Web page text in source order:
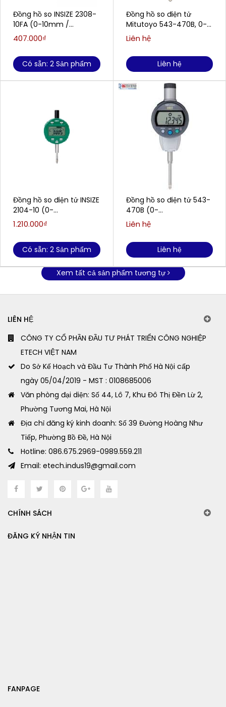
Đồng hồ so INSIZE 2308-
10FA (0-10mm /
0.01mm)
407.000₫
Có sẵn: 2 Sản phẩm
Đồng hồ so điện tử INSIZE
2104-10 (0-
12.7mm/0.5''/0.01mm)
1.210.000₫
Có sẵn: 2 Sản phẩm
Đồng hồ so điện tử
Mitutoyo 543-470B, 0-
25.4mm/0.001
Liên hệ
Liên hệ
Đồng hồ so điện tử 543-
470B (0-
25.4mm/0.001mm)
Liên hệ
Liên hệ
Xem tất cả sản phẩm tương tự
LIÊN HỆ
CÔNG TY CỔ PHẦN ĐẦU TƯ PHÁT TRIỂN CÔNG NGHIỆP
ETECH VIỆT NAM
Do Sở Kế Hoạch và Đầu Tư Thành Phố Hà Nội cấp
ngày 05/04/2019 - MST : 0108685006
Văn phòng đại diện: Số 44, Lô 7, Khu Đô Thị Đền Lừ 2,
Phường Tương Mai, Hà Nội
Địa chỉ đăng ký kinh doanh: Số 39 Đường Hoàng Như
Tiếp, Phường Bồ Đề, Hà Nội
Hotline: 086.675.2969-0989.559.211
Email: etech.indus19@gmail.com
CHÍNH SÁCH
ĐĂNG KÝ NHẬN TIN
FANPAGE